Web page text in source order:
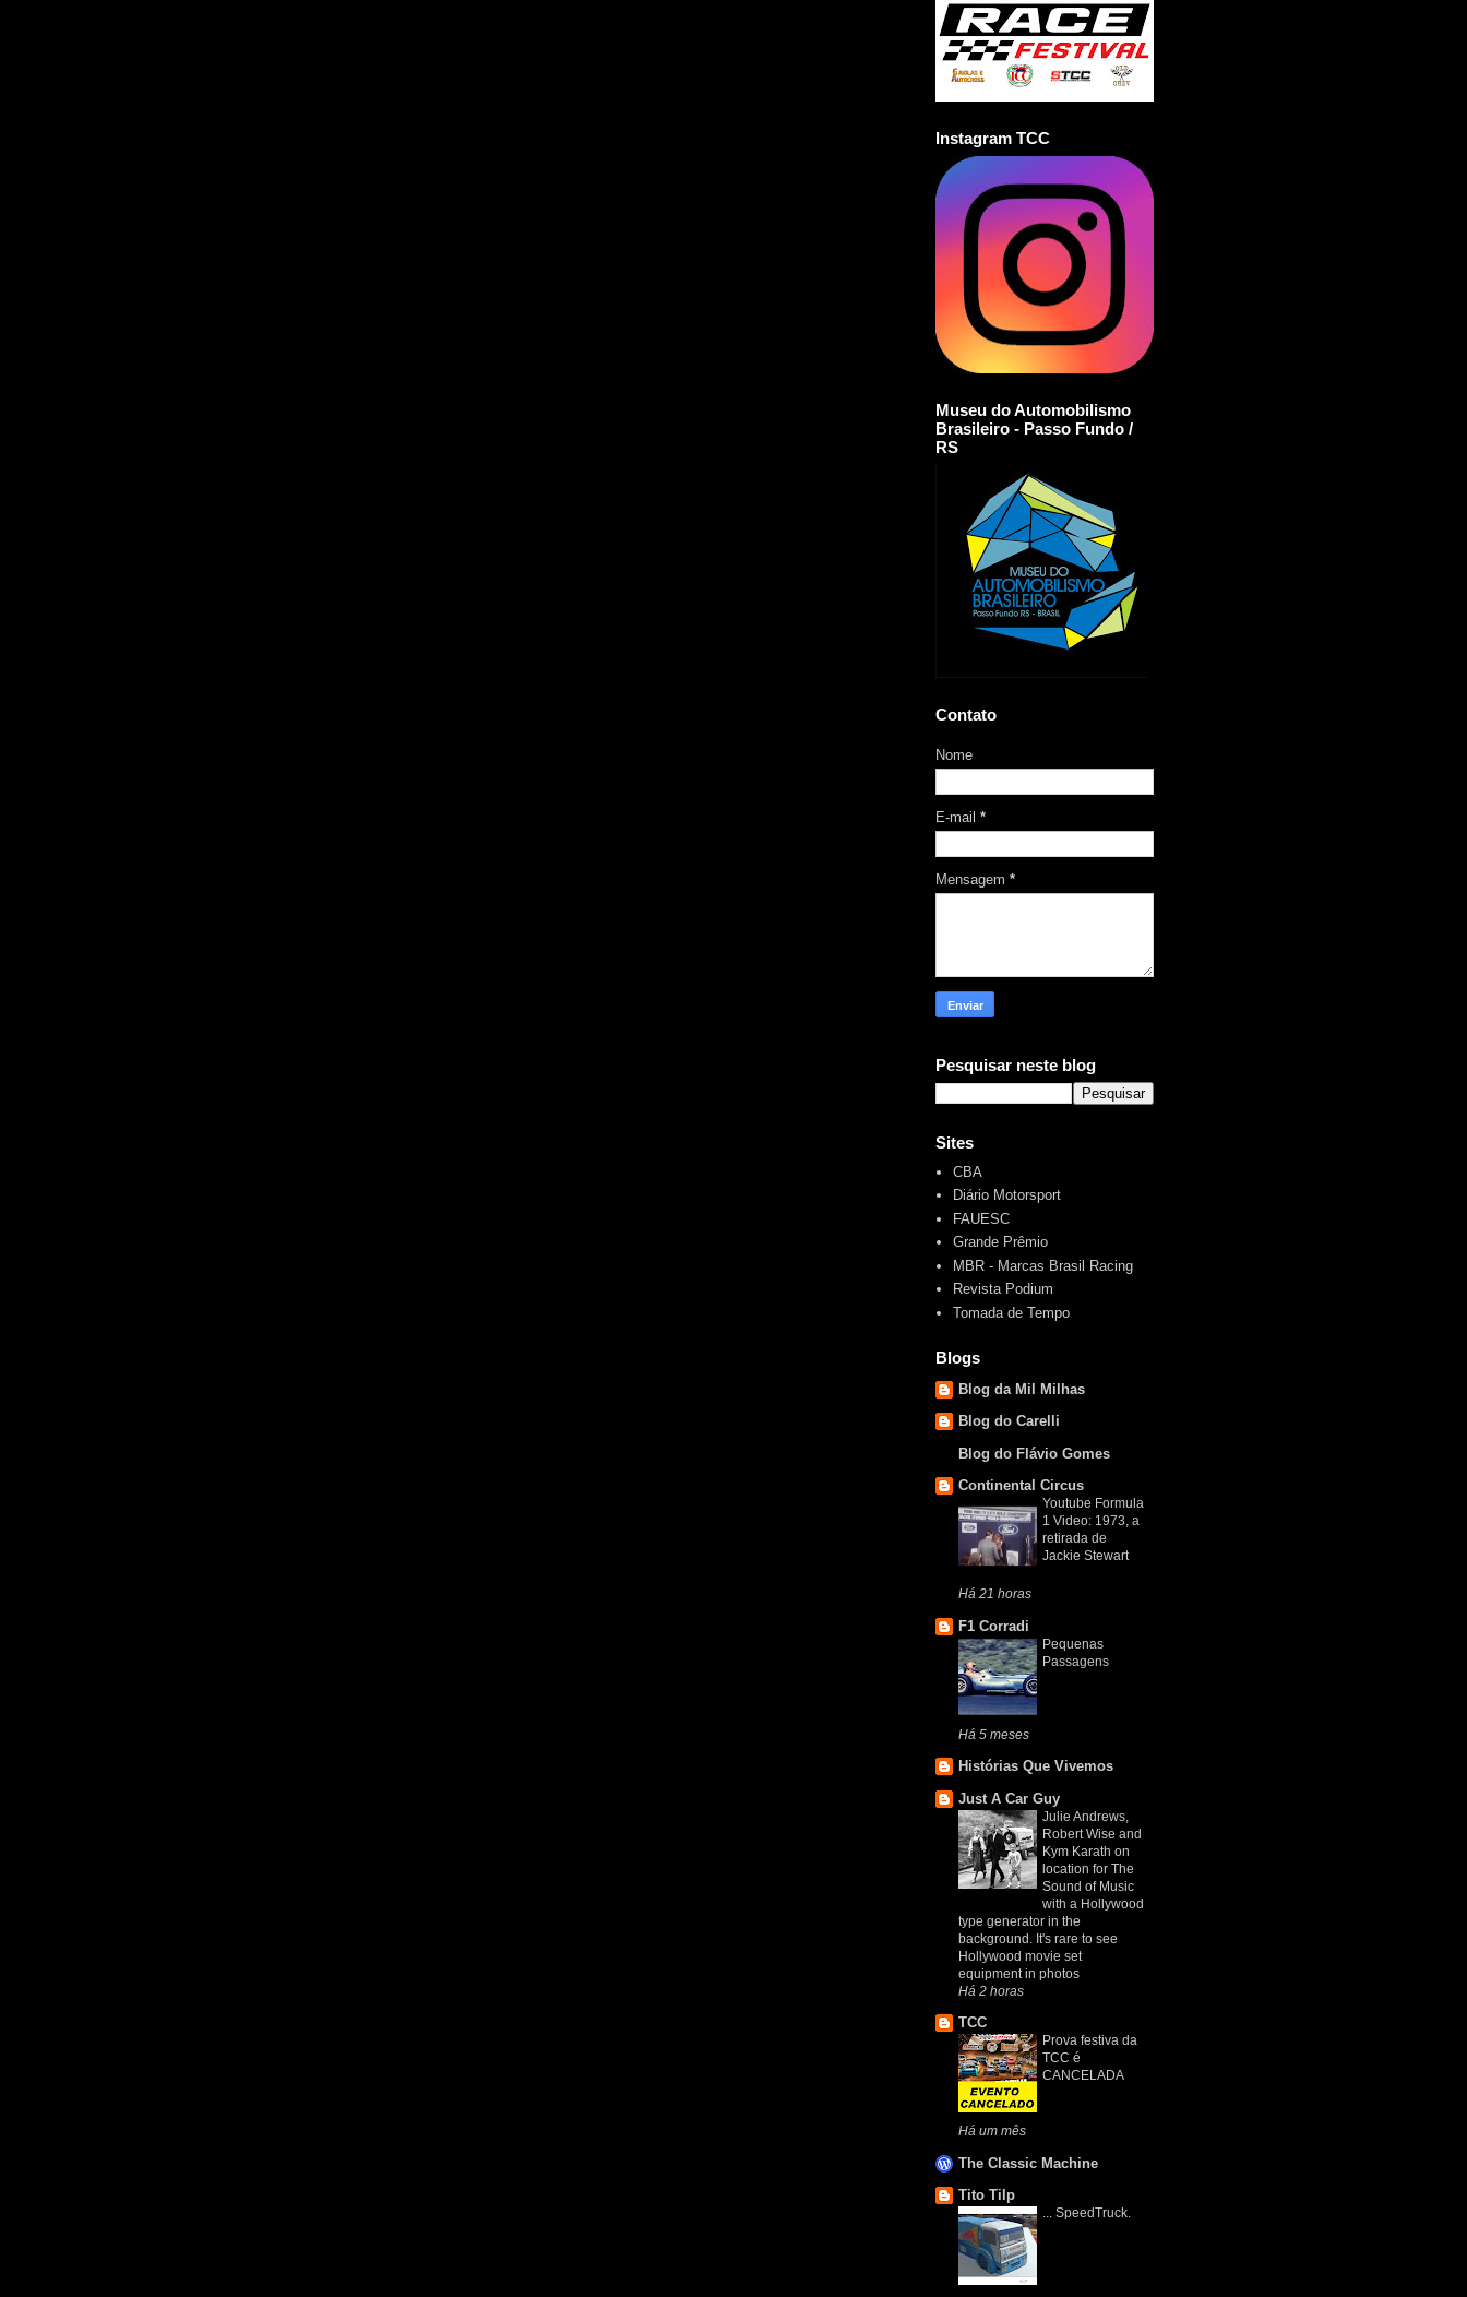
Instagram TCC
Museu do Automobilismo
Brasileiro - Passo Fundo /
RS
Contato
Nome
E-mail *
Mensagem *
Pesquisar neste blog
Sites
CBA
Diário Motorsport
FAUESC
Grande Prêmio
MBR - Marcas Brasil Racing
Revista Podium
Tomada de Tempo
Blogs
Blog da Mil Milhas
Blog do Carelli
Blog do Flávio Gomes
Continental Circus
Youtube Formula
1 Video: 1973, a
retirada de
Jackie Stewart
Há 21 horas
F1 Corradi
Pequenas
Passagens
Há 5 meses
Histórias Que Vivemos
Just A Car Guy
Julie Andrews,
Robert Wise and
Kym Karath on
location for The
Sound of Music
with a Hollywood
type generator in the
background. It's rare to see
Hollywood movie set
equipment in photos
Há 2 horas
TCC
Prova festiva da
TCC é
CANCELADA
Há um mês
The Classic Machine
Tito Tilp
... SpeedTruck.